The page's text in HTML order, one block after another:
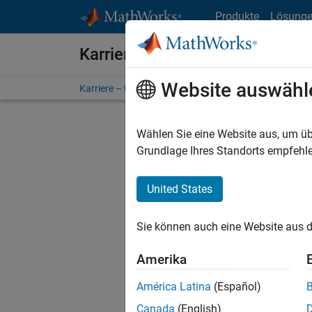
Produkte
Karriere bei MathWorks
Karriere – Übersicht Stellensuche
FILTER:
Stellen
Es
Region
Website
Wählen Sie eine Website aus, um
Grundlage Ihres Standorts
United States
Sie können auch eine Website aus
Amerika
América Latina (Español)
Canada (English)